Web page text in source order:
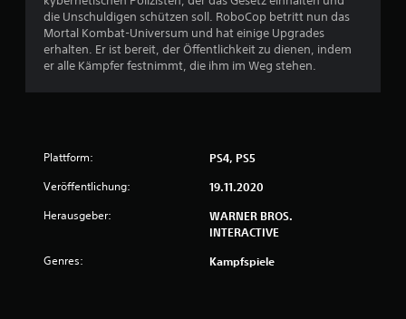
e
w
e
die Unschuldigen schützen soll. RoboCop betritt nun das
Mortal Kombat-Universum und hat einige Upgrades
erhalten. Er ist bereit, der Öffentlichkeit zu dienen, indem
er alle Kämpfer festnimmt, die ihm im Weg stehen.
Plattform: PS4, PS5
Veröffentlichung: 19.11.2020
Herausgeber:
WARNER BROS.
INTERACTIVE
Genres: Kampfspiele